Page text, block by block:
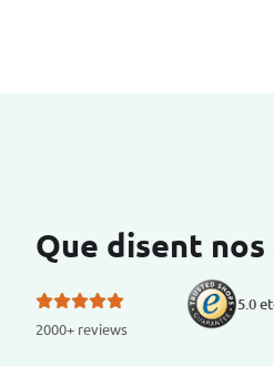
Que disent
2000+ reviews
5.0